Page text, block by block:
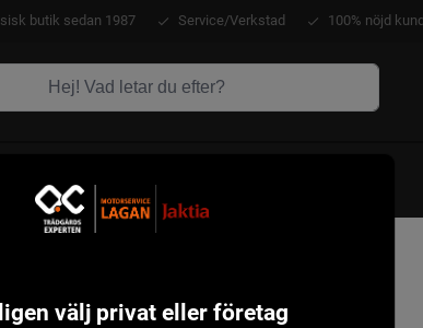
butik sedan 1987 Service/Verkstad 100% nöjd
Night Vision Mörkersikte
välj privat eller företag